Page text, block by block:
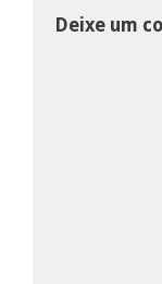
Deixe um